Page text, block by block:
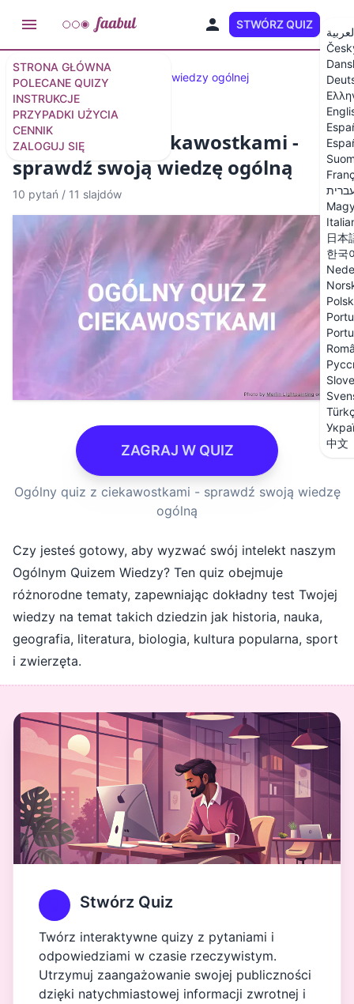
STRONA GŁÓWNA
POLECANE QUIZY
INSTRUKCJE
PRZYPADKI UŻYCIA
CENNIK
ZALOGUJ SIĘ
STWÓRZ QUIZ
日本
한국
中文
Wybrane quizy 50 pytań z wiedzy ogólnej
Ogólny quiz z ciekawostkami -
sprawdź swoją wiedzę ogólną
10 pytań / 11 slajdów
ZAGRAJ W QUIZ
Ogólny quiz z ciekawostkami - sprawdź swoją wiedzę
ogólną
Czy jesteś gotowy, aby wyzwać swój intelekt naszym
Ogólnym Quizem Wiedzy? Ten quiz obejmuje
różnorodne tematy, zapewniając dokładny test Twojej
wiedzy na temat takich dziedzin jak historia, nauka,
geografia, literatura, biologia, kultura popularna, sport
i zwierzęta.
Stwórz Quiz
Twórz interaktywne quizy z pytaniami i
odpowiedziami w czasie rzeczywistym.
Utrzymuj zaangażowanie swojej publiczności
dzięki natychmiastowej informacji zwrotnej i